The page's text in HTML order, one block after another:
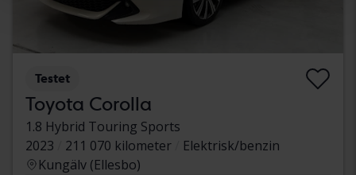
Testet
Toyota Corolla
1.8 Hybrid Touring Sports
2023
211 070 kilometer
Elektrisk/benzin
Kungälv (Ellesbo)